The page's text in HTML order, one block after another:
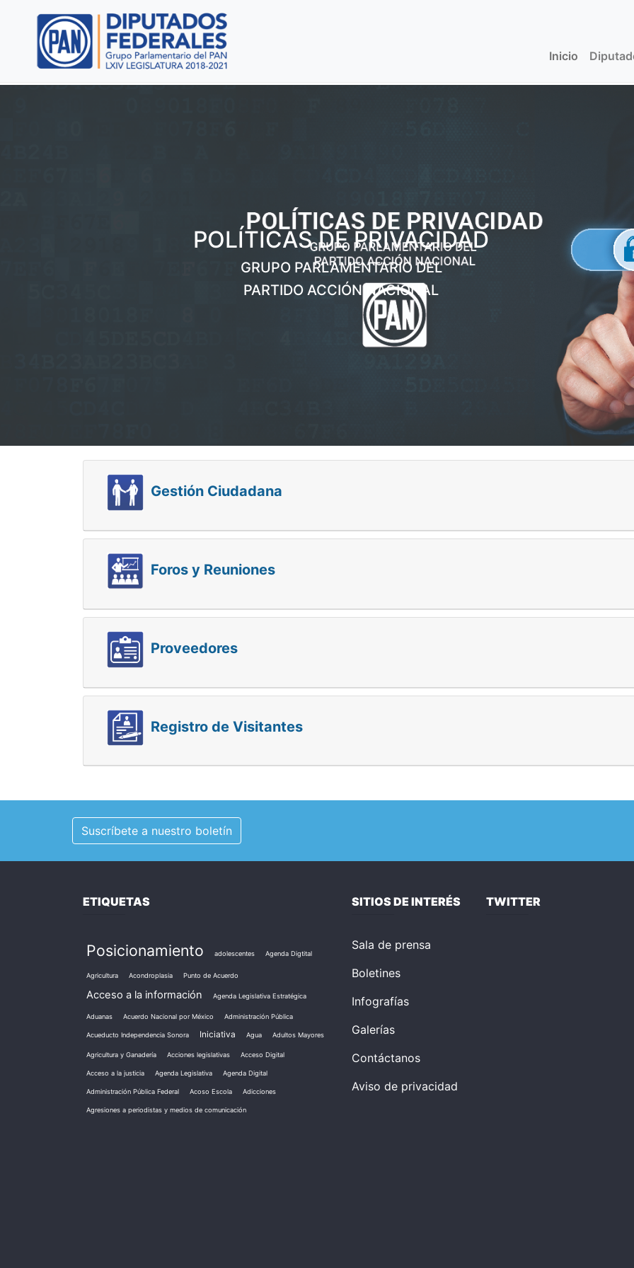
Inicio (current)
POLÍTICAS DE PRIVACIDAD
GRUPO PARLAMENTARIO DEL
PARTIDO ACCIÓN NACIONAL
Gestión Ciudadana
Foros y Reuniones
Proveedores
Registro de Visitantes
Suscríbete a nuestro boletín
ETIQUETAS
Posicionamiento adolescentes Agenda Digtital
Agricultura Acondroplasia Punto de Acuerdo
Acceso a la información Agenda Legislativa Estratégica
Aduanas Acuerdo Nacional por México Administración Pública
Acueducto Independencia Sonora Iniciativa Agua Adultos Mayores
Agricultura y Ganadería Acciones legislativas Acceso Digital
Acceso a la justicia Agenda Legislativa Agenda Digital
Administración Pública Federal Acoso Escola Adicciones
Agresiones a periodistas y medios de comunicación
SITIOS DE INTERÉS
Sala de prensa
Boletines
Infografías
Galerías
Contáctanos
Aviso de privacidad
TWITTER